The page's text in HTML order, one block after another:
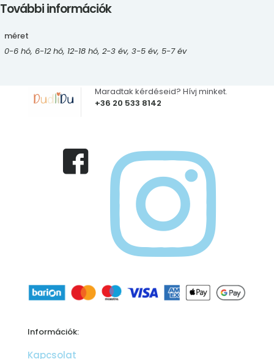
További információk
méret
0-6 hó, 6-12 hó, 12-18 hó, 2-3 év, 3-5 év, 5-7 év
+36 20 533 8142
Maradtak kérdéseid? Hívj minket.
Információk:
Kapcsolat